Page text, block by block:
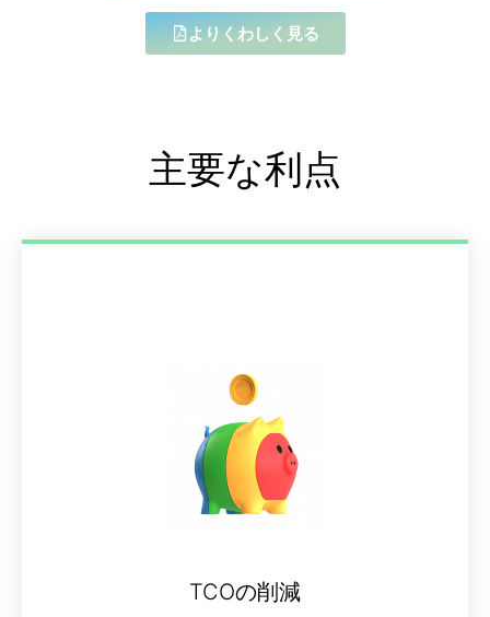
よりくわしく見る
主要な利点
TCOの削減